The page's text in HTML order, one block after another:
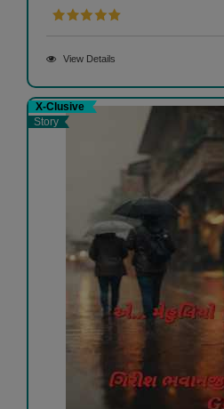
View Details
X-Clusive
Story